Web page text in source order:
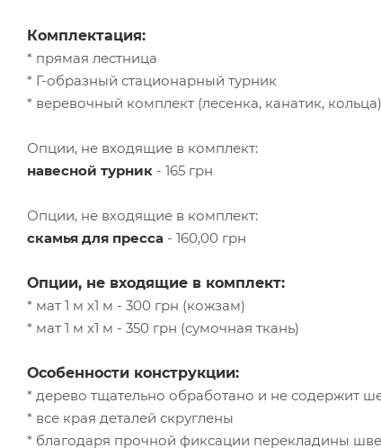
Комплектация:
* прямая лестница
* Г-образный стационарный турник
* веревочный комплект (лесенка, канатик, кольца)
Опции, не входящие в комплект:
навесной турник - 165 грн
Опции, не входящие в комплект:
скамья для пресса - 160,00 грн
Опции, не входящие в комплект:
* мат 1 м х1 м - 300 грн (кожзам)
* мат 1 м х1 м - 350 грн (сумочная ткань)
Особенности конструкции:
* дерево тщательно обработано и не содержит
* все края деталей скруглены
* благодаря прочной фиксации перекладины